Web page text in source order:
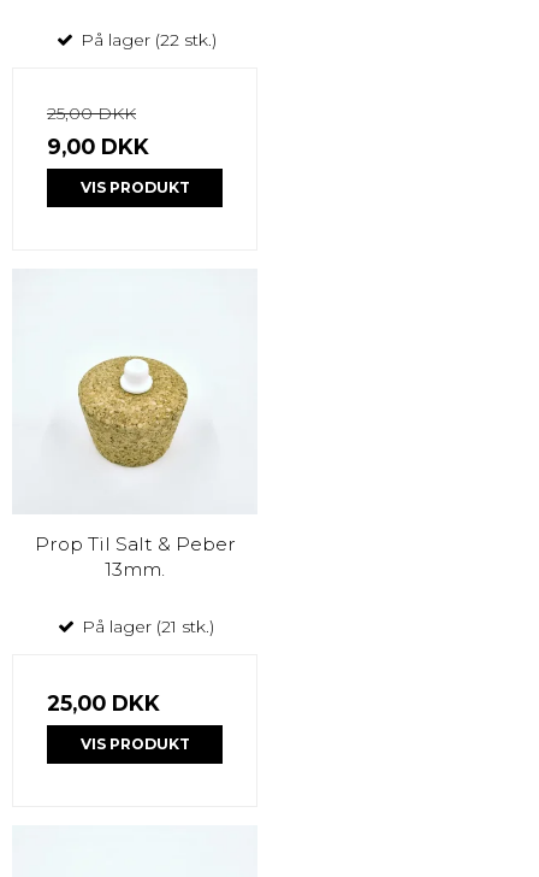
På lager (22 stk.)
25,00 DKK
9,00 DKK
VIS PRODUKT
Prop Til Salt & Peber
13mm.
På lager (21 stk.)
25,00 DKK
VIS PRODUKT